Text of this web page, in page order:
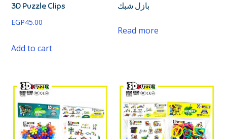
3D Puzzle Clips
EGP45.00
Add to cart
بازل شبك
Read more